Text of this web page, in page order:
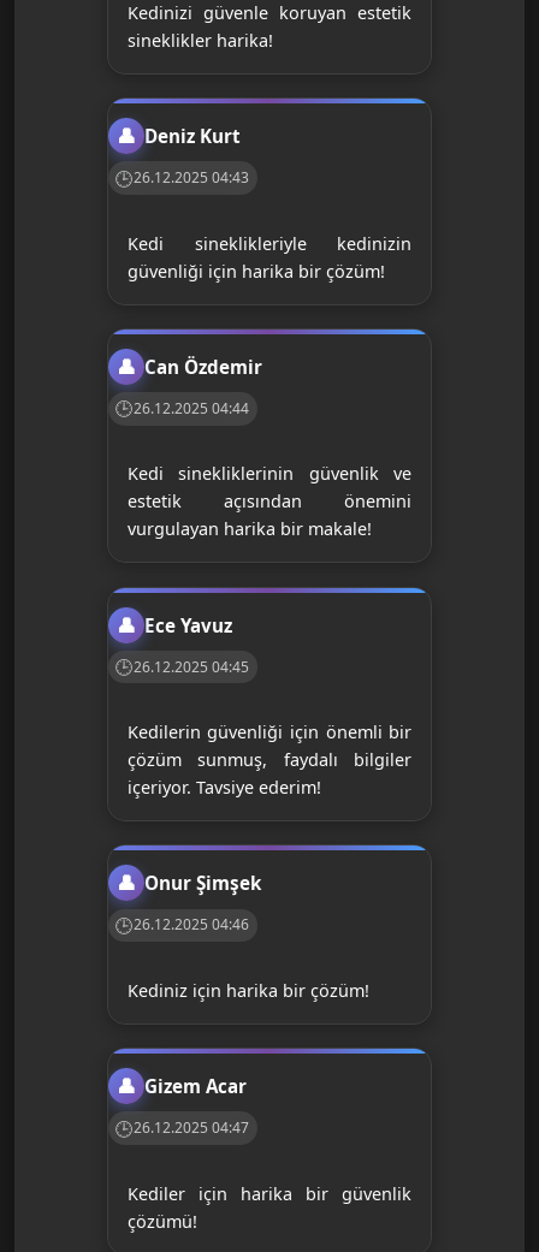
Kedinizi güvenle koruyan estetik
sineklikler harika!
Deniz Kurt
26.12.2025 04:43
Kedi sineklikleriyle kedinizin
güvenliği için harika bir çözüm!
Can Özdemir
26.12.2025 04:44
Kedi sinekliklerinin güvenlik ve
estetik açısından önemini
vurgulayan harika bir makale!
Ece Yavuz
26.12.2025 04:45
Kedilerin güvenliği için önemli bir
çözüm sunmuş, faydalı bilgiler
içeriyor. Tavsiye ederim!
Onur Şimşek
26.12.2025 04:46
Kediniz için harika bir çözüm!
Gizem Acar
26.12.2025 04:47
Kediler için harika bir güvenlik
çözümü!